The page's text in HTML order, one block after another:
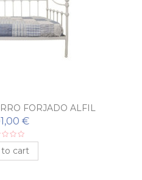
FORJADO ALFIL
€
cart